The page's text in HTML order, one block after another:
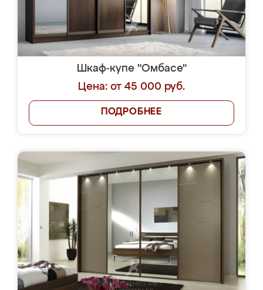
Шкаф-купе "Омбасе"
Цена: от 45 000 руб.
ПОДРОБНЕЕ